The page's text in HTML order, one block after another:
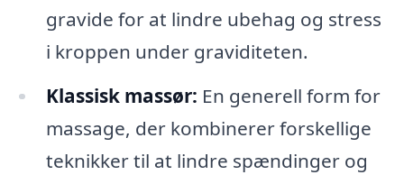
gravide for at lindre ubehag og stress
i kroppen under graviditeten.
Klassisk massør: En generell form for
massage, der kombinerer forskellige
teknikker til at lindre spændinger og